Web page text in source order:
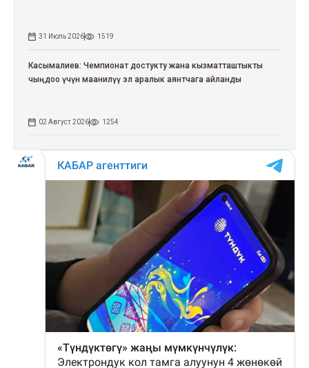
31 Июль 2026 1519
Касымалиев: Чемпионат достукту жана кызматташтыкты
чыңдоо үчүн маанилүү эл аралык аянтчага айланды
02 Август 2026 1254